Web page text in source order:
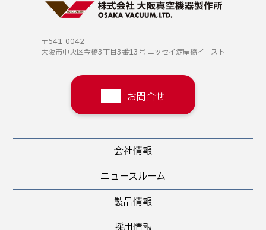
〒541-0042
大阪市中央区今橋3丁目3番13号 ニッセイ淀屋橋イースト
お問合せ
会社情報
ニュースルーム
製品情報